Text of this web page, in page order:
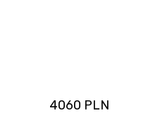
4060 PLN